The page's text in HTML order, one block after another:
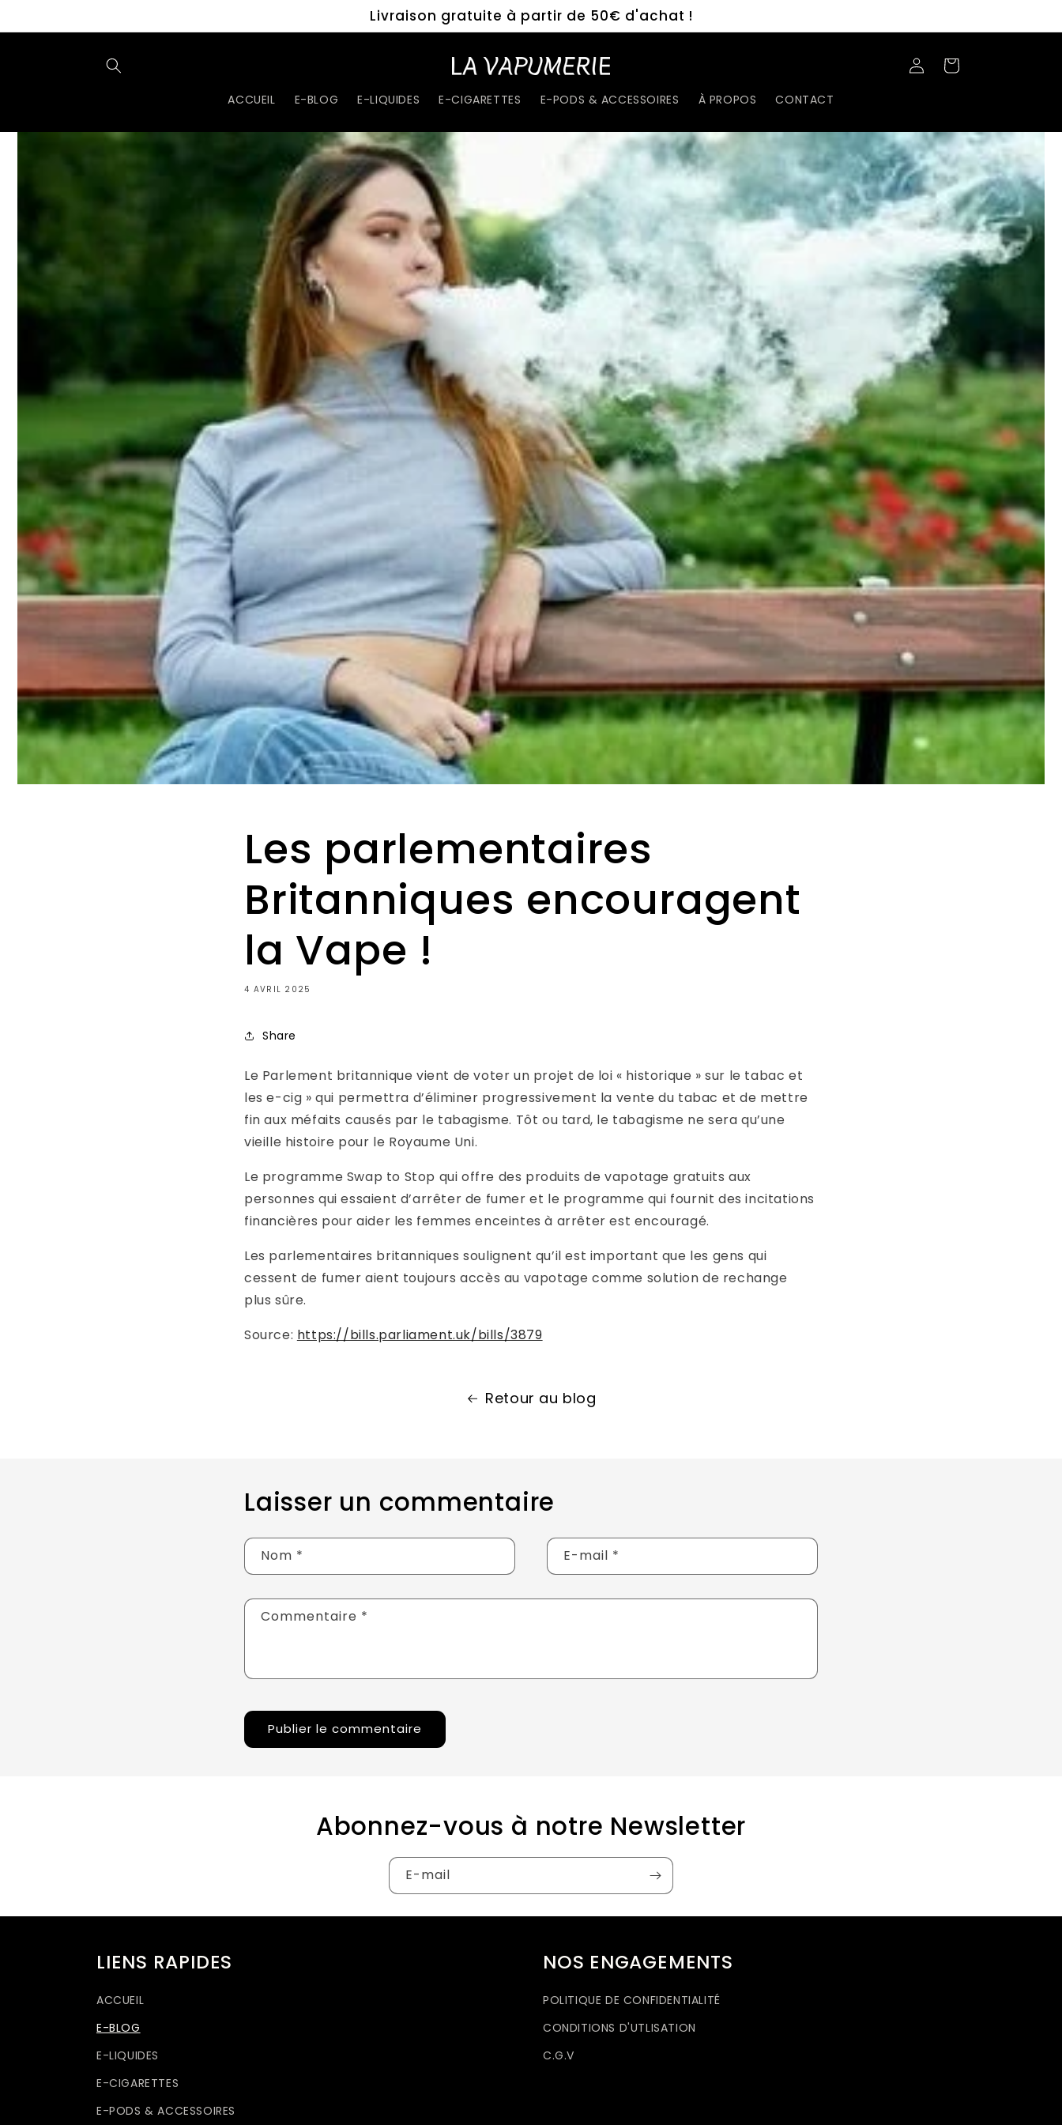
au
Livraison gratuite à partir de 50€ d'achat !
ACCUEIL E-BLOG E-LIQUIDES E-CIGARETTES E-PODS & ACCESSOIRES À PROPOS CONTACT
ConnexionPanier
Les parlementaires
Britanniques encouragent
la Vape !
4 AVRIL 2025
Share
Le Parlement britannique vient de voter un projet de loi « historique » sur le tabac et
les e-cig » qui permettra d’éliminer progressivement la vente du tabac et de mettre
fin aux méfaits causés par le tabagisme. Tôt ou tard, le tabagisme ne sera qu’une
vieille histoire pour le Royaume Uni.
Le programme Swap to Stop qui offre des produits de vapotage gratuits aux
personnes qui essaient d’arrêter de fumer et le programme qui fournit des incitations
financières pour aider les femmes enceintes à arrêter est encouragé.
Les parlementaires britanniques soulignent qu’il est important que les gens qui
cessent de fumer aient toujours accès au vapotage comme solution de rechange
plus sûre.
Source: https://bills.parliament.uk/bills/3879
Retour au blog
Laisser un commentaire
Nom * E-mail *
Commentaire *
Abonnez-vous à notre Newsletter
E-mail
LIENS RAPIDES
ACCUEIL
E-BLOG
E-LIQUIDES
E-CIGARETTES
E-PODS & ACCESSOIRES
NOS ENGAGEMENTS
POLITIQUE DE CONFIDENTIALITÉ
CONDITIONS D'UTLISATION
C.G.V